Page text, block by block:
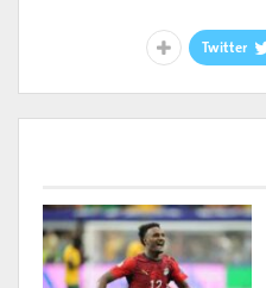
Twitter